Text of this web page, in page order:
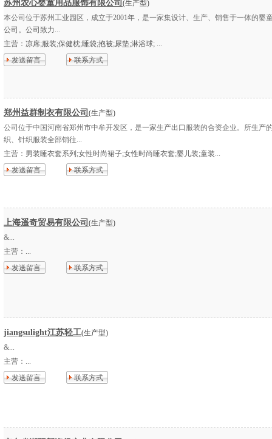
苏州农心婴童用品服饰有限公司 (生产型)
本公司位于苏州工业园区，成立于2001年，是一家集设计、生产、销售于一体的婴
公司。公司致力...
主营： 凉席;服装;保健枕;睡袋;抱被;尿垫;淋浴球; ...
发送留言
联系方式
郑州益群制衣有限公司 (生产型)
公司位于中国河南省郑州市中牟开发区，是一家生产出口服装的合资企业。所生产
织、针织服装全部销往...
主营： 男装睡衣套系列;女性时尚裙子;女性时尚睡衣套;婴儿装;童装...
发送留言
联系方式
上海遥奇贸易有限公司 (生产型)
&...
主营： ...
发送留言
联系方式
jiangsulight江苏轻工(生产型)
&...
主营： ...
发送留言
联系方式